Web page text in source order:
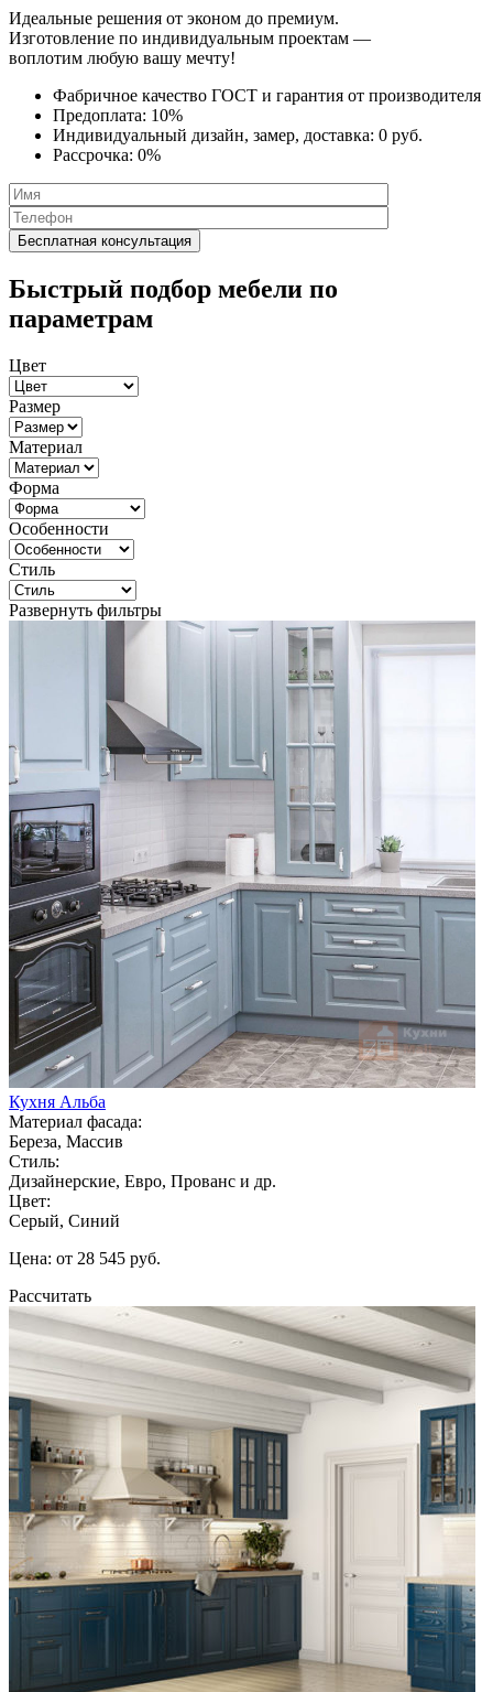
Идеальные решения от эконом до премиум.
Изготовление по индивидуальным проектам —
воплотим любую вашу мечту!
Фабричное качество ГОСТ и гарантия от производителя
Предоплата: 10%
Индивидуальный дизайн, замер, доставка: 0 руб.
Рассрочка: 0%
Быстрый подбор мебели по
параметрам
Цвет
Размер
Материал
Форма
Особенности
Стиль
Развернуть фильтры
Кухня Альба
Материал фасада:
Береза, Массив
Стиль:
Дизайнерские, Евро, Прованс и др.
Цвет:
Серый, Синий
Цена: от 28 545 руб.
Рассчитать